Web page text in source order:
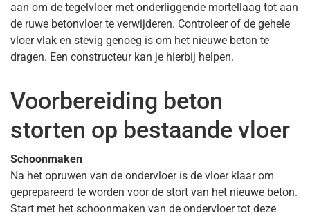
aan om de tegelvloer met onderliggende mortellaag tot aan
de ruwe betonvloer te verwijderen. Controleer of de gehele
vloer vlak en stevig genoeg is om het nieuwe beton te
dragen. Een constructeur kan je hierbij helpen.
Voorbereiding beton
storten op bestaande vloer
Schoonmaken
Na het opruwen van de ondervloer is de vloer klaar om
geprepareerd te worden voor de stort van het nieuwe beton.
Start met het schoonmaken van de ondervloer tot deze